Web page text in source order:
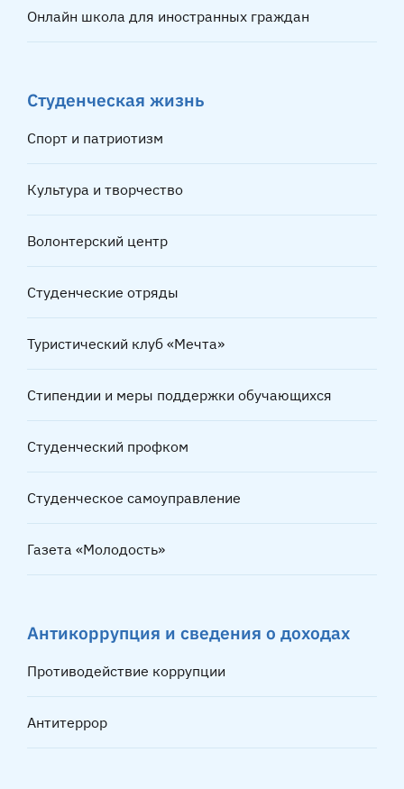
Онлайн школа для иностранных граждан
Студенческая жизнь
Спорт и патриотизм
Культура и творчество
Волонтерский центр
Студенческие отряды
Туристический клуб «Мечта»
Стипендии и меры поддержки обучающихся
Студенческий профком
Студенческое самоуправление
Газета «Молодость»
Антикоррупция и сведения о доходах
Противодействие коррупции
Антитеррор